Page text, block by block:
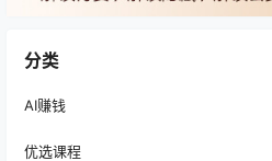
分类
AI赚钱
优选课程